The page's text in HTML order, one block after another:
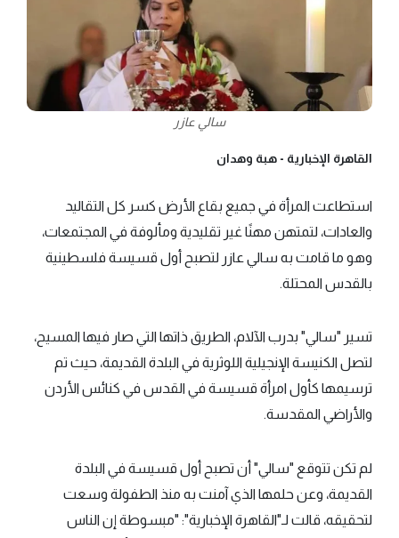
سالي عازر
القاهرة الإخبارية - هبة وهدان
استطاعت المرأة في جميع بقاع الأرض كسر كل التقاليد
والعادات، لتمتهن مهنًا غير تقليدية ومألوفة في المجتمعات،
وهو ما قامت به سالي عازر لتصبح أول قسيسة فلسطينية
بالقدس المحتلة.
تسير "سالي" بدرب الآلام، الطريق ذاتها التي صار فيها المسيح،
لتصل الكنيسة الإنجيلية اللوثرية في البلدة القديمة، حيث تم
ترسيمها كأول امرأة قسيسة في القدس في كنائس الأردن
والأراضي المقدسة.
لم تكن تتوقع "سالي" أن تصبح أول قسيسة في البلدة
القديمة، وعن حلمها الذي آمنت به منذ الطفولة وسعت
لتحقيقه، قالت لـ"القاهرة الإخبارية": "مبسوطة إن الناس